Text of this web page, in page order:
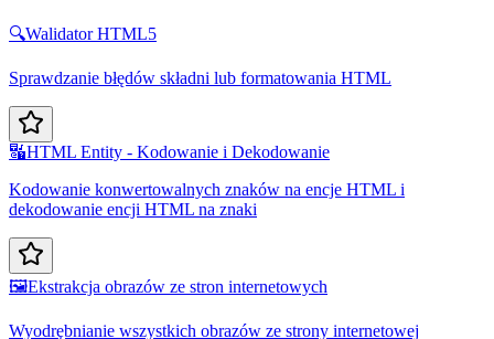
🔍Walidator HTML5
Sprawdzanie błędów składni lub formatowania HTML
🔣HTML Entity - Kodowanie i Dekodowanie
Kodowanie konwertowalnych znaków na encje HTML i
dekodowanie encji HTML na znaki
🖼️Ekstrakcja obrazów ze stron internetowych
Wyodrębnianie wszystkich obrazów ze strony internetowej